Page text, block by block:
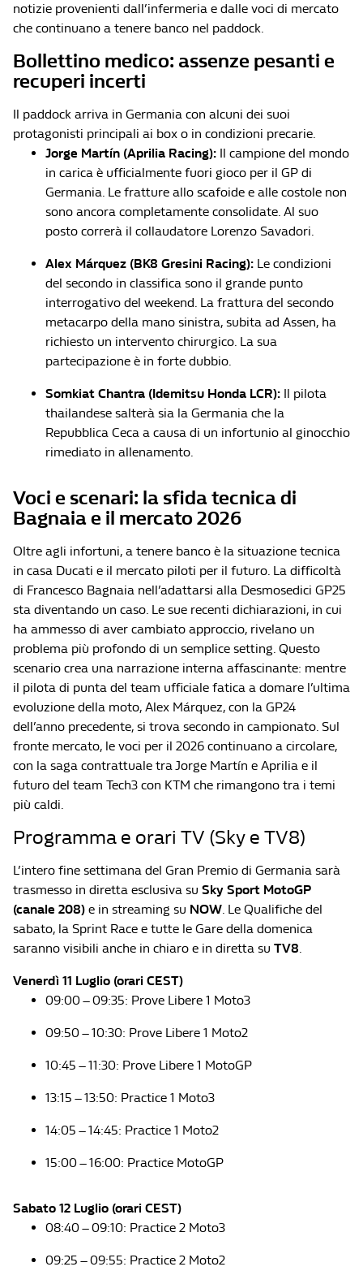
notizie provenienti dall’infermeria e dalle voci di mercato
che continuano a tenere banco nel paddock.
Bollettino medico: assenze pesanti e
recuperi incerti
Il paddock arriva in Germania con alcuni dei suoi
protagonisti principali ai box o in condizioni precarie.
Jorge Martín (Aprilia Racing): Il campione del mondo
in carica è ufficialmente fuori gioco per il GP di
Germania. Le fratture allo scafoide e alle costole non
sono ancora completamente consolidate. Al suo
posto correrà il collaudatore Lorenzo Savadori.
Alex Márquez (BK8 Gresini Racing): Le condizioni
del secondo in classifica sono il grande punto
interrogativo del weekend. La frattura del secondo
metacarpo della mano sinistra, subita ad Assen, ha
richiesto un intervento chirurgico. La sua
partecipazione è in forte dubbio.
Somkiat Chantra (Idemitsu Honda LCR): Il pilota
thailandese salterà sia la Germania che la
Repubblica Ceca a causa di un infortunio al ginocchio
rimediato in allenamento.
Voci e scenari: la sfida tecnica di
Bagnaia e il mercato 2026
Oltre agli infortuni, a tenere banco è la situazione tecnica
in casa Ducati e il mercato piloti per il futuro. La difficoltà
di Francesco Bagnaia nell’adattarsi alla Desmosedici GP25
sta diventando un caso. Le sue recenti dichiarazioni, in cui
ha ammesso di aver cambiato approccio, rivelano un
problema più profondo di un semplice setting. Questo
scenario crea una narrazione interna affascinante: mentre
il pilota di punta del team ufficiale fatica a domare l’ultima
evoluzione della moto, Alex Márquez, con la GP24
dell’anno precedente, si trova secondo in campionato. Sul
fronte mercato, le voci per il 2026 continuano a circolare,
con la saga contrattuale tra Jorge Martín e Aprilia e il
futuro del team Tech3 con KTM che rimangono tra i temi
più caldi.
Programma e orari TV (Sky e TV8)
L’intero fine settimana del Gran Premio di Germania sarà
trasmesso in diretta esclusiva su Sky Sport MotoGP
(canale 208) e in streaming su NOW. Le Qualifiche del
sabato, la Sprint Race e tutte le Gare della domenica
saranno visibili anche in chiaro e in diretta su TV8.
Venerdì 11 Luglio (orari CEST)
09:00 – 09:35: Prove Libere 1 Moto3
09:50 – 10:30: Prove Libere 1 Moto2
10:45 – 11:30: Prove Libere 1 MotoGP
13:15 – 13:50: Practice 1 Moto3
14:05 – 14:45: Practice 1 Moto2
15:00 – 16:00: Practice MotoGP
Sabato 12 Luglio (orari CEST)
08:40 – 09:10: Practice 2 Moto3
09:25 – 09:55: Practice 2 Moto2